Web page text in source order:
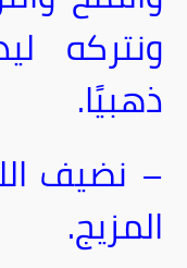
ونتركه
ذهبيًا.
– نضيف
المزيج.